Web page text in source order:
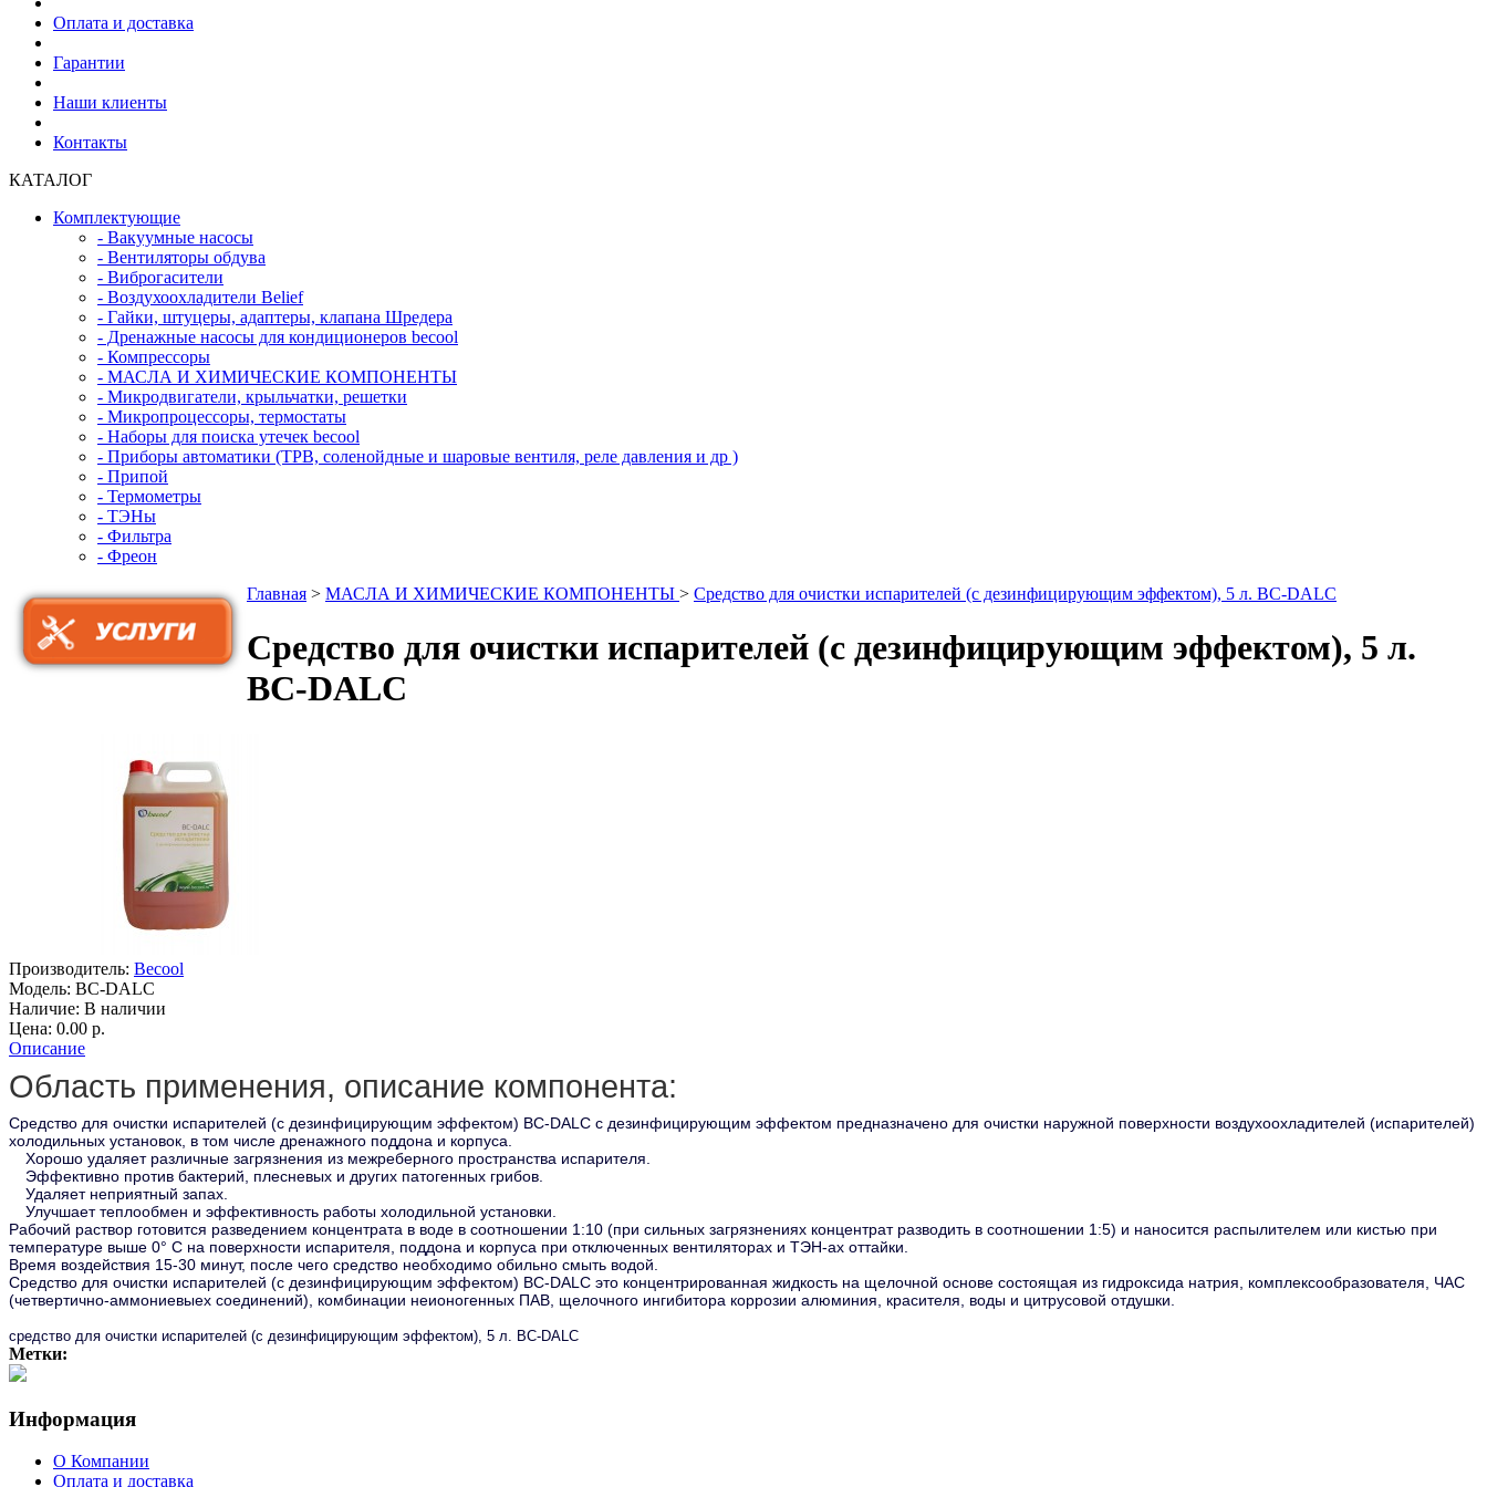
Оплата и доставка
Гарантии
Наши клиенты
Контакты
КАТАЛОГ
Комплектующие
- Вакуумные насосы
- Вентиляторы обдува
- Виброгасители
- Воздухоохладители Belief
- Гайки, штуцеры, адаптеры, клапана Шредера
- Дренажные насосы для кондиционеров becool
- Компрессоры
- МАСЛА И ХИМИЧЕСКИЕ КОМПОНЕНТЫ
- Микродвигатели, крыльчатки, решетки
- Микропроцессоры, термостаты
- Наборы для поиска утечек becool
- Приборы автоматики (ТРВ, соленойдные и шаровые вентиля, реле давления и др )
- Припой
- Термометры
- ТЭНы
- Фильтра
- Фреон
Главная > МАСЛА И ХИМИЧЕСКИЕ КОМПОНЕНТЫ > Средство для очистки испарителей (с дезинфицирующим эффектом), 5 л. BC-DALC
Средство для очистки испарителей (с дезинфицирующим эффектом), 5 л.
BC-DALC
Производитель: Becool
Модель: BC-DALC
Наличие: В наличии
Цена: 0.00 р.
Описание
Область применения, описание компонента:
Средство для очистки испарителей (с дезинфицирующим эффектом) BC-DALC с дезинфицирующим эффектом предназначено для очистки наружной поверхности воздухоохладителей (испарителей)
холодильных установок, в том числе дренажного поддона и корпуса.
Хорошо удаляет различные загрязнения из межреберного пространства испарителя.
Эффективно против бактерий, плесневых и других патогенных грибов.
Удаляет неприятный запах.
Улучшает теплообмен и эффективность работы холодильной установки.
Рабочий раствор готовится разведением концентрата в воде в соотношении 1:10 (при сильных загрязнениях концентрат разводить в соотношении 1:5) и наносится распылителем или кистью при
температуре выше 0° С на поверхности испарителя, поддона и корпуса при отключенных вентиляторах и ТЭН-ах оттайки.
Время воздействия 15-30 минут, после чего средство необходимо обильно смыть водой.
Средство для очистки испарителей (с дезинфицирующим эффектом) BC-DALC это концентрированная жидкость на щелочной основе состоящая из гидроксида натрия, комплексообразователя, ЧАС
(четвертично-аммониевыех соединений), комбинации неионогенных ПАВ, щелочного ингибитора коррозии алюминия, красителя, воды и цитрусовой отдушки.
средство для очистки испарителей (с дезинфицирующим эффектом), 5 л. BC-DALC
Метки:
Информация
О Компании
Оплата и доставка